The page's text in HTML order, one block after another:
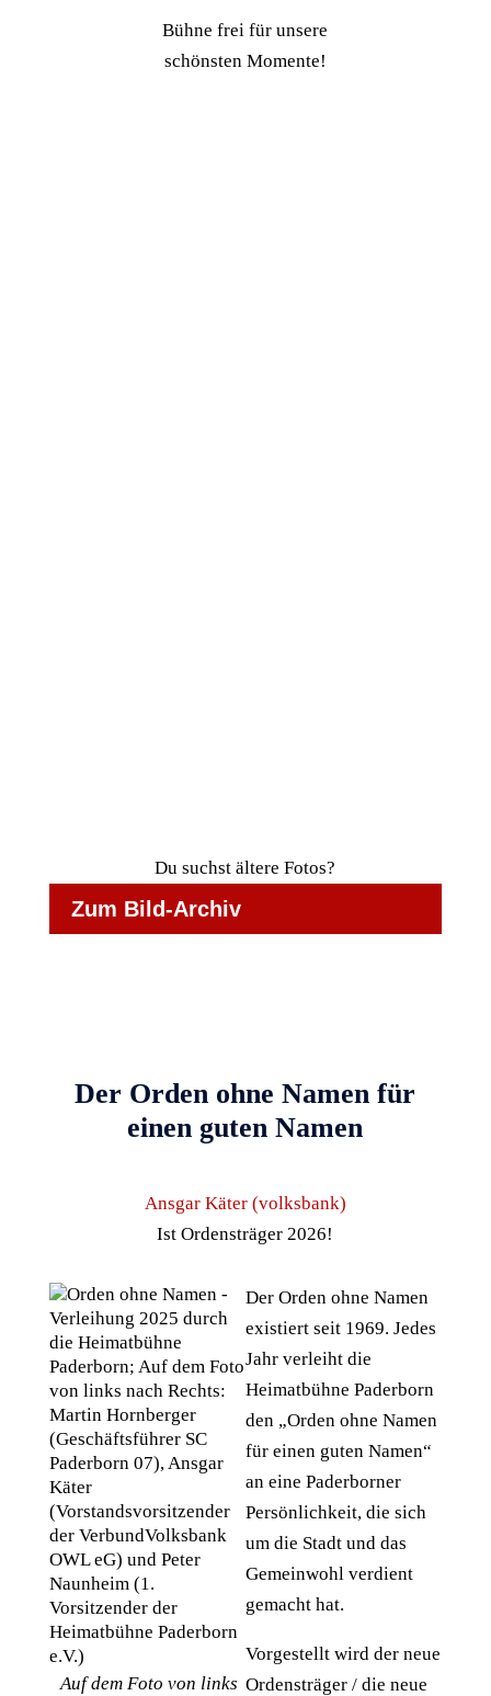
Bühne frei für unsere
schönsten Momente!
Du suchst ältere Fotos?
Zum Bild-Archiv
Der Orden ohne Namen für
einen guten Namen
Ansgar Käter (volksbank)
Ist Ordensträger 2026!
Auf dem Foto von links
Der Orden ohne Namen
existiert seit 1969. Jedes
Jahr verleiht die
Heimatbühne Paderborn
den „Orden ohne Namen
für einen guten Namen“
an eine Paderborner
Persönlichkeit, die sich
um die Stadt und das
Gemeinwohl verdient
gemacht hat.
Vorgestellt wird der neue
Ordensträger / die neue